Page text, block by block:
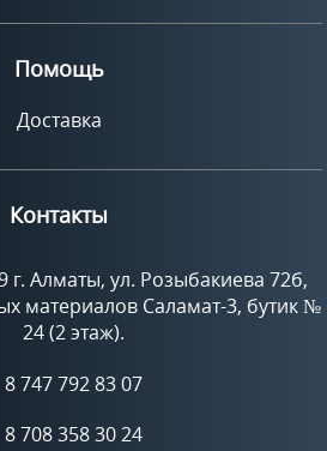
Помощь
Доставка
Контакты
г. Алматы, ул. Розыбакиева 72б,
материалов Саламат-3, бутик №
24 (2 этаж).
8 747 792 83 07
8 708 358 30 24